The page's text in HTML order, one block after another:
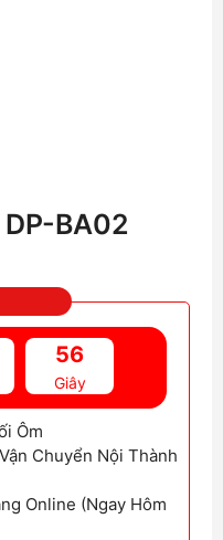
BA02
56
Giây
Ôm
Chuyển Nội Thành
Online (Ngay Hôm